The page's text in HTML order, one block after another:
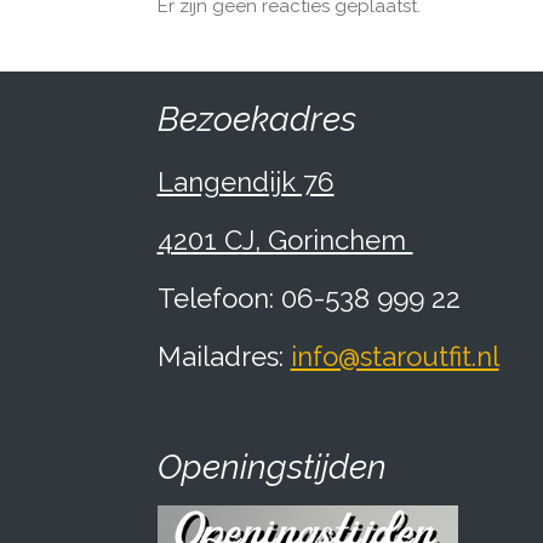
Er zijn geen reacties geplaatst.
Bezoekadres
Langendijk 76
4201 CJ, Gorinchem
Telefoon: 06-538 999 22
Mailadres: info@staroutfit.nl
Openingstijden